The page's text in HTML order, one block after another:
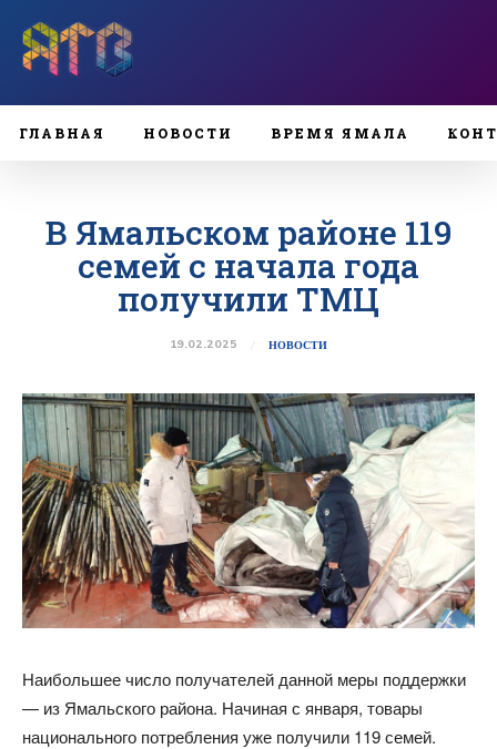
ГЛАВНАЯ НОВОСТИ ВРЕМЯ ЯМАЛА
В Ямальском районе 119
семей с начала года
получили ТМЦ
19.02.2025 НОВОСТИ
Наибольшее число получателей данной меры поддержки
— из Ямальского района. Начиная с января, товары
национального потребления уже получили 119 семей.